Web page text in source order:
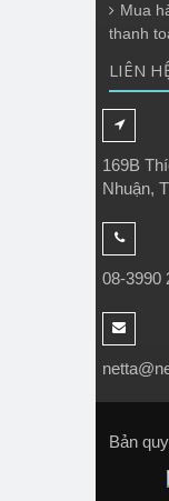
Mua
thanh
LIÊN
169B
Nhuận,
08-3990
Bản